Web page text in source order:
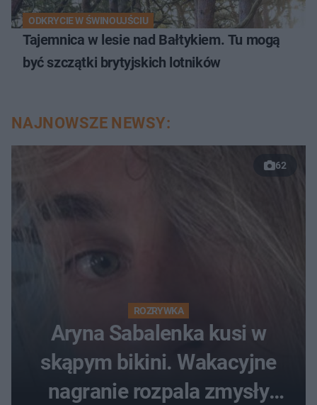
ODKRYCIE W ŚWINOUJŚCIU
Tajemnica w lesie nad Bałtykiem. Tu mogą
być szczątki brytyjskich lotników
NAJNOWSZE NEWSY:
62
ROZRYWKA
Aryna Sabalenka kusi w
skąpym bikini. Wakacyjne
nagranie rozpala zmysły